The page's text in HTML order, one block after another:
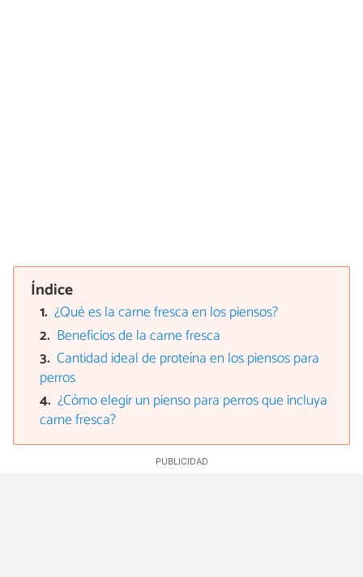
Índice
¿Qué es la carne fresca en los piensos?
Beneficios de la carne fresca
Cantidad ideal de proteína en los piensos para
perros
¿Cómo elegir un pienso para perros que incluya
carne fresca?